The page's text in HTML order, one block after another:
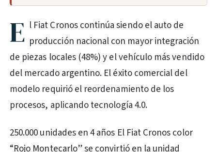
E l Fiat Cronos continúa siendo el auto de
producción nacional con mayor integración
de piezas locales (48%) y el vehículo más vendido
del mercado argentino. El éxito comercial del
modelo requirió el reordenamiento de los
procesos, aplicando tecnología 4.0.
250.000 unidades en 4 años El Fiat Cronos color
“Rojo Montecarlo” se convirtió en la unidad